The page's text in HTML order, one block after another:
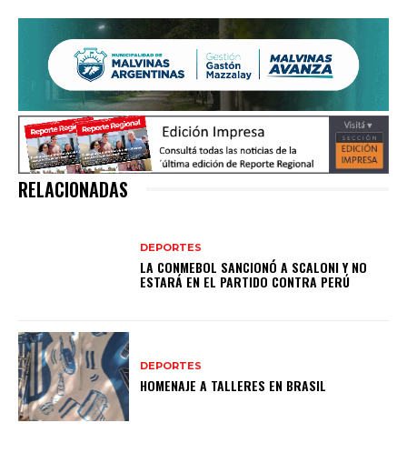
RELACIONADAS
DEPORTES
LA CONMEBOL SANCIONÓ A SCALONI Y NO
ESTARÁ EN EL PARTIDO CONTRA PERÚ
DEPORTES
HOMENAJE A TALLERES EN BRASIL